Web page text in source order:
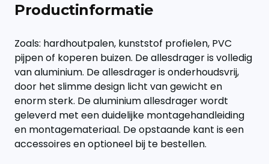
Productinformatie
Zoals: hardhoutpalen, kunststof profielen, PVC
pijpen of koperen buizen. De allesdrager is volledig
van aluminium. De allesdrager is onderhoudsvrij,
door het slimme design licht van gewicht en
enorm sterk. De aluminium allesdrager wordt
geleverd met een duidelijke montagehandleiding
en montagemateriaal. De opstaande kant is een
accessoires en optioneel bij te bestellen.